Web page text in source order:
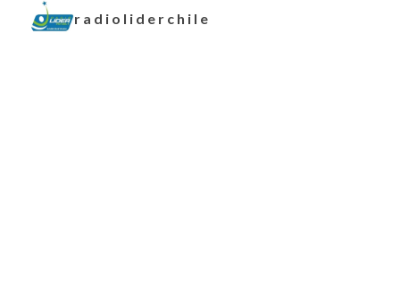
radioliderchile